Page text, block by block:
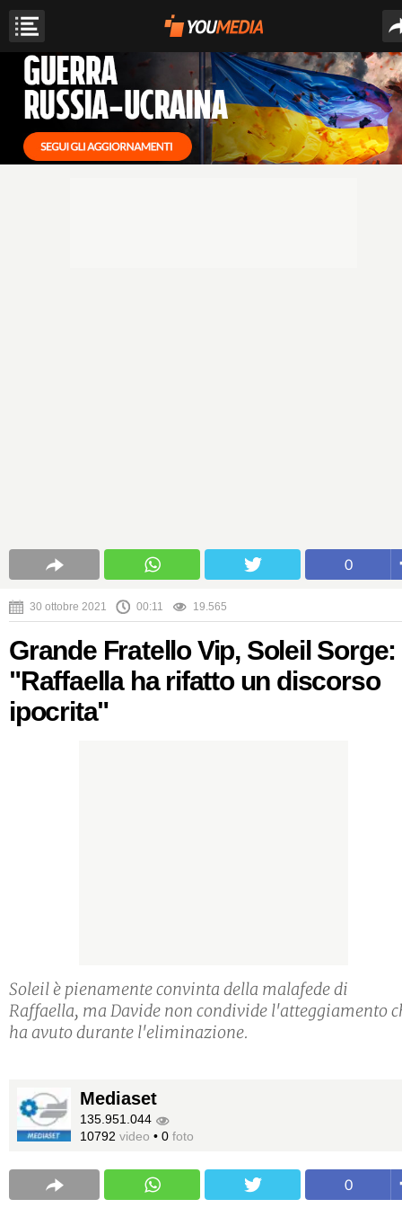
0
30 ottobre 2021 00:11 19.565
Grande Fratello Vip, Soleil Sorge:
"Raffaella ha rifatto un discorso
ipocrita"
Soleil è pienamente convinta della malafede di
Raffaella, ma Davide non condivide l'atteggiamento
ha avuto durante l'eliminazione.
Mediaset
135.951.044
10792 video • 0 foto
0